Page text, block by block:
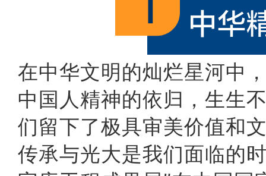
在中华文明的灿烂星河中
中国人精神的依归，生生
们留下了极具审美价值和
传承与光大是我们面临的